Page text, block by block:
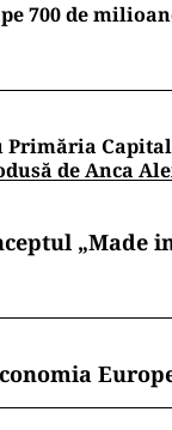
700 de
de Anca
„Made